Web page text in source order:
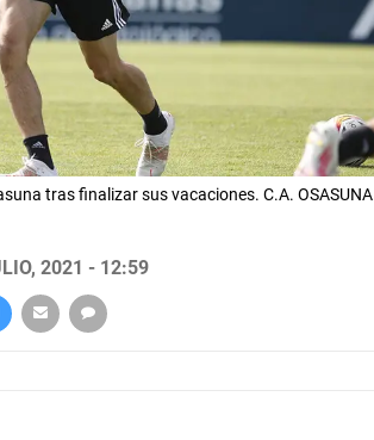
tras finalizar sus vacaciones. C.A. OSASUNA
2021 - 12:59